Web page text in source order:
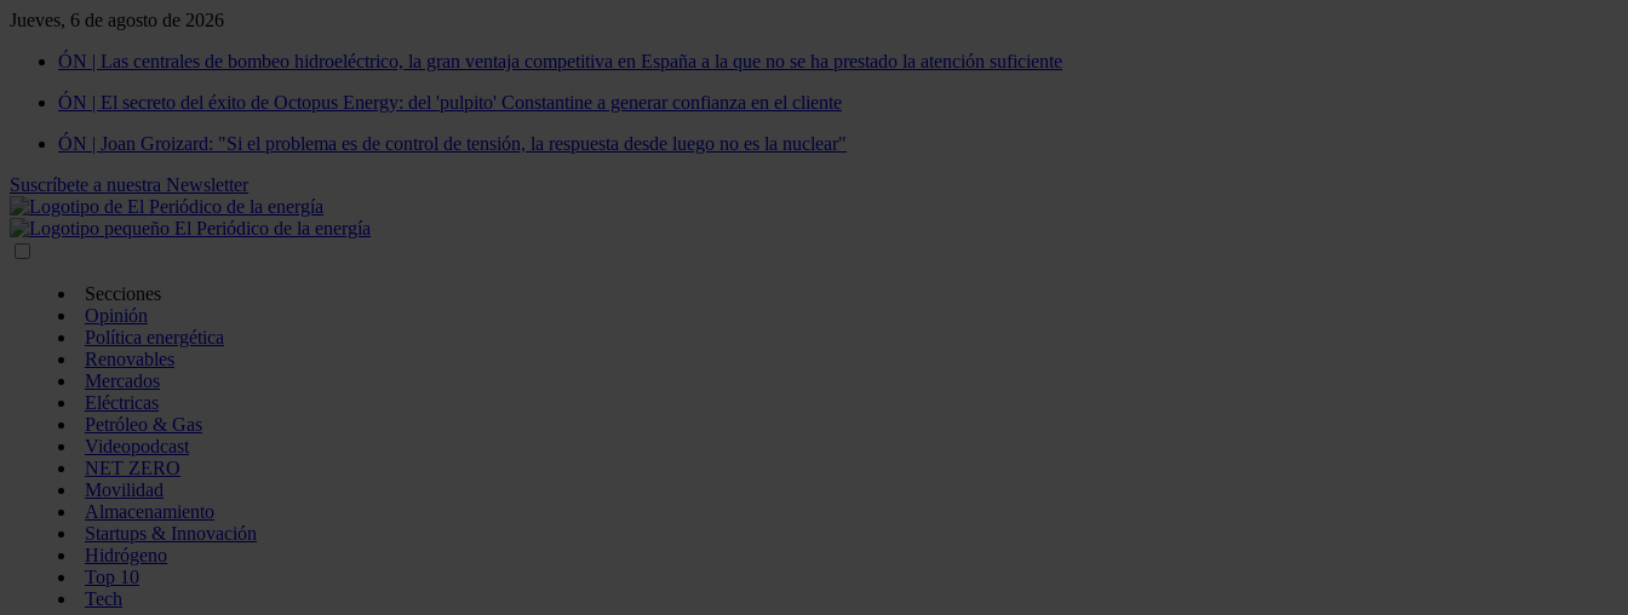
Jueves, 6 de agosto de 2026
ÓN | Las centrales de bombeo hidroeléctrico, la gran ventaja competitiva en España a la que no se ha prestado la atención suficiente
ÓN | El secreto del éxito de Octopus Energy: del 'pulpito' Constantine a generar confianza en el cliente
ÓN | Joan Groizard: "Si el problema es de control de tensión, la respuesta desde luego no es la nuclear"
Suscríbete a nuestra Newsletter
Secciones
Opinión
Política energética
Renovables
Mercados
Eléctricas
Petróleo & Gas
Videopodcast
NET ZERO
Movilidad
Almacenamiento
Startups & Innovación
Hidrógeno
Top 10
Tech